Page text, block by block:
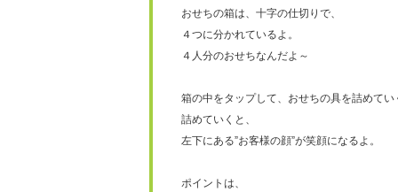
おせちの箱は、十字の仕切りで、
４つに分かれているよ。
４人分のおせちなんだよ～
箱の中をタップして、おせちの具を詰めてい
詰めていくと、
左下にある”お客様の顔”が笑顔になるよ。
ポイントは、